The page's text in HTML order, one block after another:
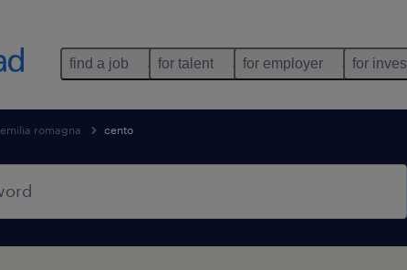
find a job for talent for employer for
emilia romagna cento